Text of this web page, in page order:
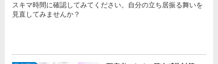
スキマ時間に確認してみてください。自分の立ち居振る舞いを
見直してみませんか？